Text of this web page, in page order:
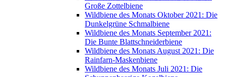
Große Zottelbiene
Wildbiene des Monats Oktober 2021: Die
Dunkelgrüne Schmalbiene
Wildbiene des Monats September 2021:
Die Bunte Blattschneiderbiene
Wildbiene des Monats August 2021: Die
Rainfarn-Maskenbiene
Wildbiene des Monats Juli 2021: Die